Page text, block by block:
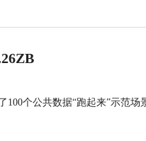
个公共数据“跑起来”示范